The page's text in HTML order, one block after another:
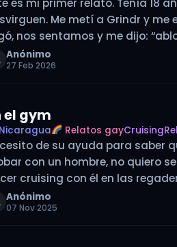
Me metí a Grindr y
nos sentamos y me dijo:
Anónimo
27 Feb 2026
el gym
Nicaragua Relatos gayCruising
de su ayuda para saber
con un hombre, no quiero
cruising con él en las
Anónimo
07 Nov 2025